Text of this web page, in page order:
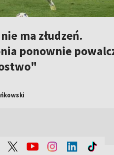
ma złudzeń.
ponownie